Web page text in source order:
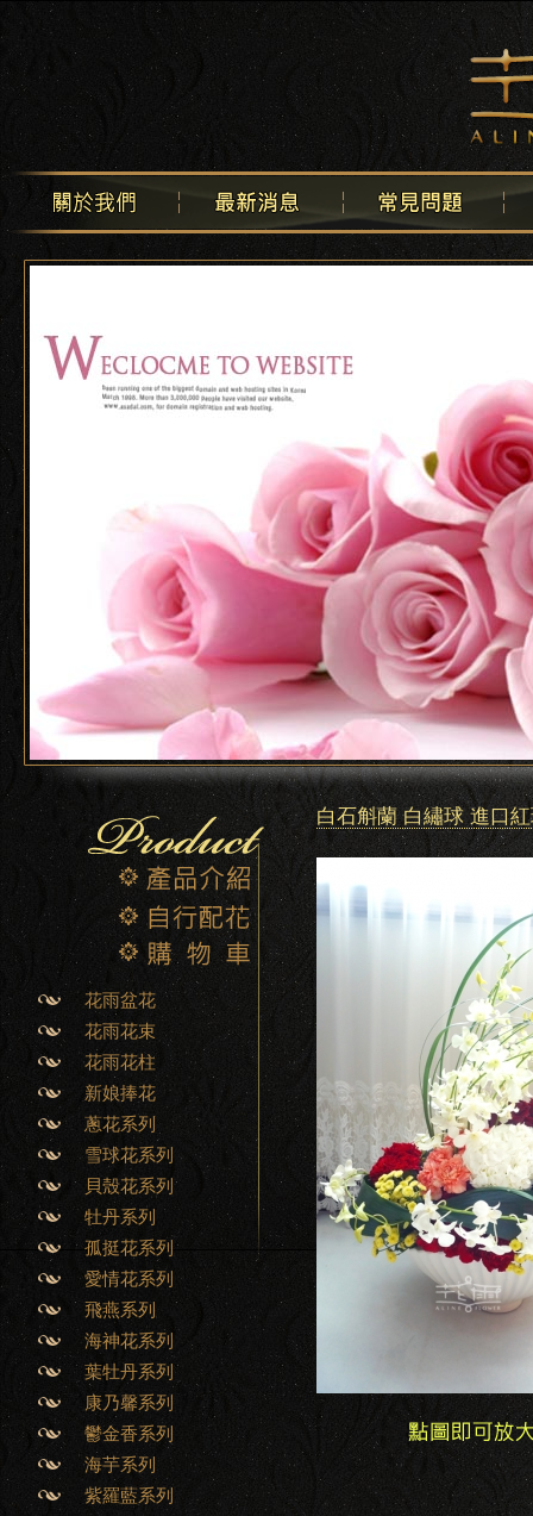
花雨盆花
花雨花束
花雨花柱
新娘捧花
蔥花系列
雪球花系列
貝殼花系列
牡丹系列
孤挺花系列
愛情花系列
飛燕系列
海神花系列
葉牡丹系列
康乃馨系列
鬱金香系列
海芋系列
紫羅藍系列
白石斛蘭 白繡球 進口